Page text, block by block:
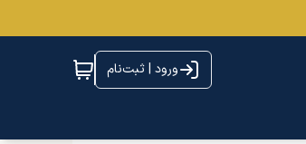
ورود | ثبت‌نام